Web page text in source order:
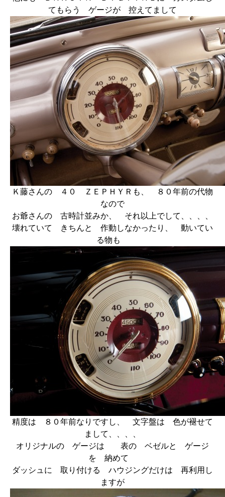
てもらう ゲージが 控えてまして
Ｋ藤さんの ４０ ＺＥＰＨＹＲも、 ８０年前の代物
なので
お爺さんの 古時計並みか、 それ以上でして、、、、
壊れていて きちんと 作動しなかったり、 動いてい
る物も
精度は ８０年前なりですし、 文字盤は 色が褪せて
まして、、、、
オリジナルの ゲージは 表の ベゼルと ゲージ
を 納めて
ダッシュに 取り付ける ハウジングだけは 再利用し
ますが